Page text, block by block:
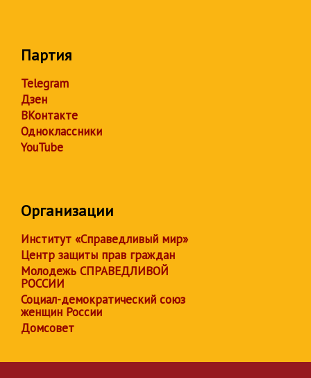
Партия
Telegram
Дзен
ВКонтакте
Одноклассники
YouTube
Организации
Институт «Справедливый мир»
Центр защиты прав граждан
Молодежь СПРАВЕДЛИВОЙ
РОССИИ
Социал-демократический союз
женщин России
Домсовет